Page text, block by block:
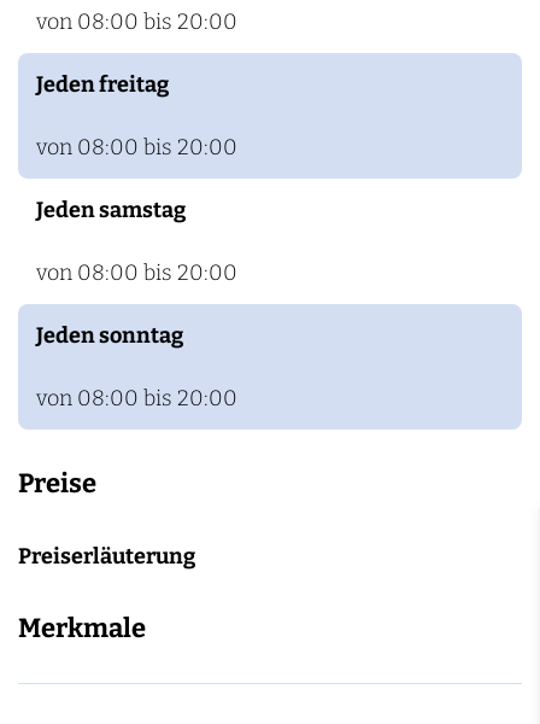
von 08:00 bis 20:00
Jeden freitag
von 08:00 bis 20:00
Jeden samstag
von 08:00 bis 20:00
Jeden sonntag
von 08:00 bis 20:00
Preise
Preiserläuterung
Merkmale